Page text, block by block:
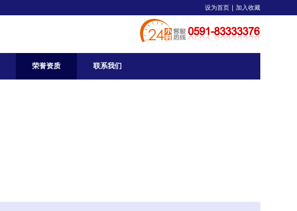
荣誉资质 联系我们
设为首页 加入收藏